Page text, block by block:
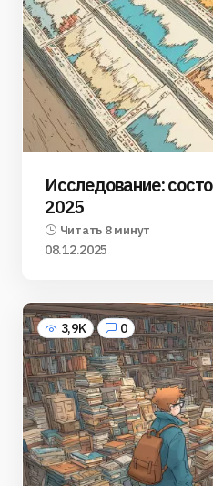
Исследование:
2025
Читать 8 минут
08.12.2025
3,9K 0